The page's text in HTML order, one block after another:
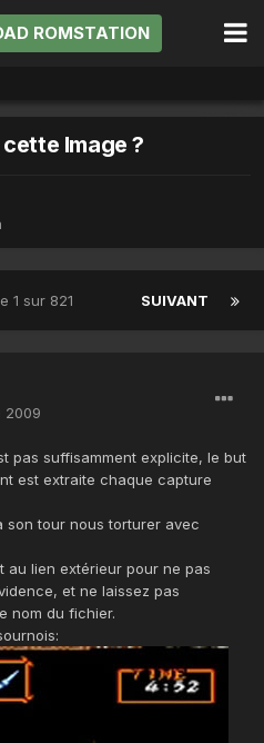
ROMSTATION
Image ?
SUIVANT
1 sur 821
2009
pas suffisamment explicite, le but
est extraite chaque capture
son tour nous torturer avec
au lien extérieur pour ne pas
et ne laissez pas
nom du fichier.